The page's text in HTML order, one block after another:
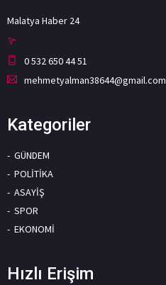
Malatya Haber 24
0 532 650 44 51
mehmetyalman38644@gmail.com
Kategoriler
GÜNDEM
POLİTİKA
ASAYİŞ
SPOR
EKONOMİ
Hızlı Erişim